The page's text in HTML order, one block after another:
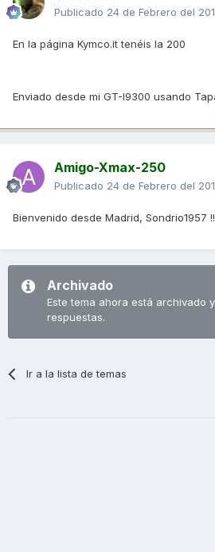
Publicado 24 de Febrero del
En la página Kymco.it tenéis la 200
Enviado desde mi GT-I9300 usando
Amigo-Xmax-250
Publicado 24 de Febrero del
Bienvenido desde Madrid, Sondrio1957 !!
Archivado
Este tema ahora está archivado
respuestas.
Ir a la lista de temas